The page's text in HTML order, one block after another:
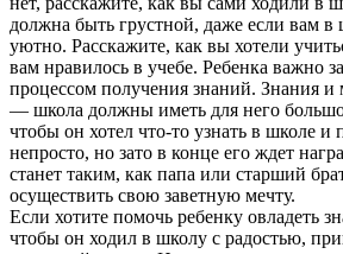
должна быть грустной, даже если вам в
уютно. Расскажите, как вы хотели
вам нравилось в учебе. Ребенка важно
процессом получения знаний. Знания и
— школа должны иметь для него
чтобы он хотел что-то узнать в школе и
непросто, но зато в конце его ждет
станет таким, как папа или старший
осуществить свою заветную мечту.
Если хотите помочь ребенку овладеть
чтобы он ходил в школу с радостью,